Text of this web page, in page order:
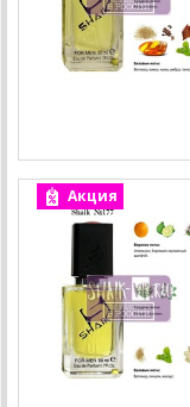
Акция